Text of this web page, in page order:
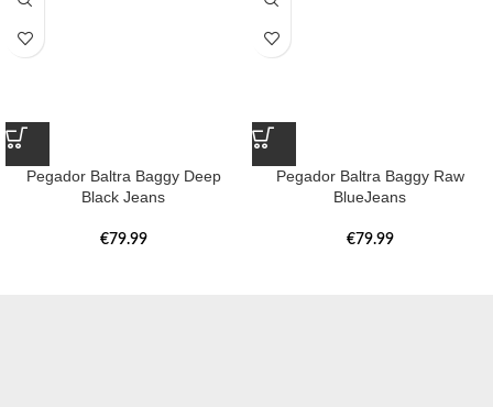
Pegador Baltra Baggy Deep
Black Jeans
€79.99
Pegador Baltra Baggy Raw
BlueJeans
€79.99